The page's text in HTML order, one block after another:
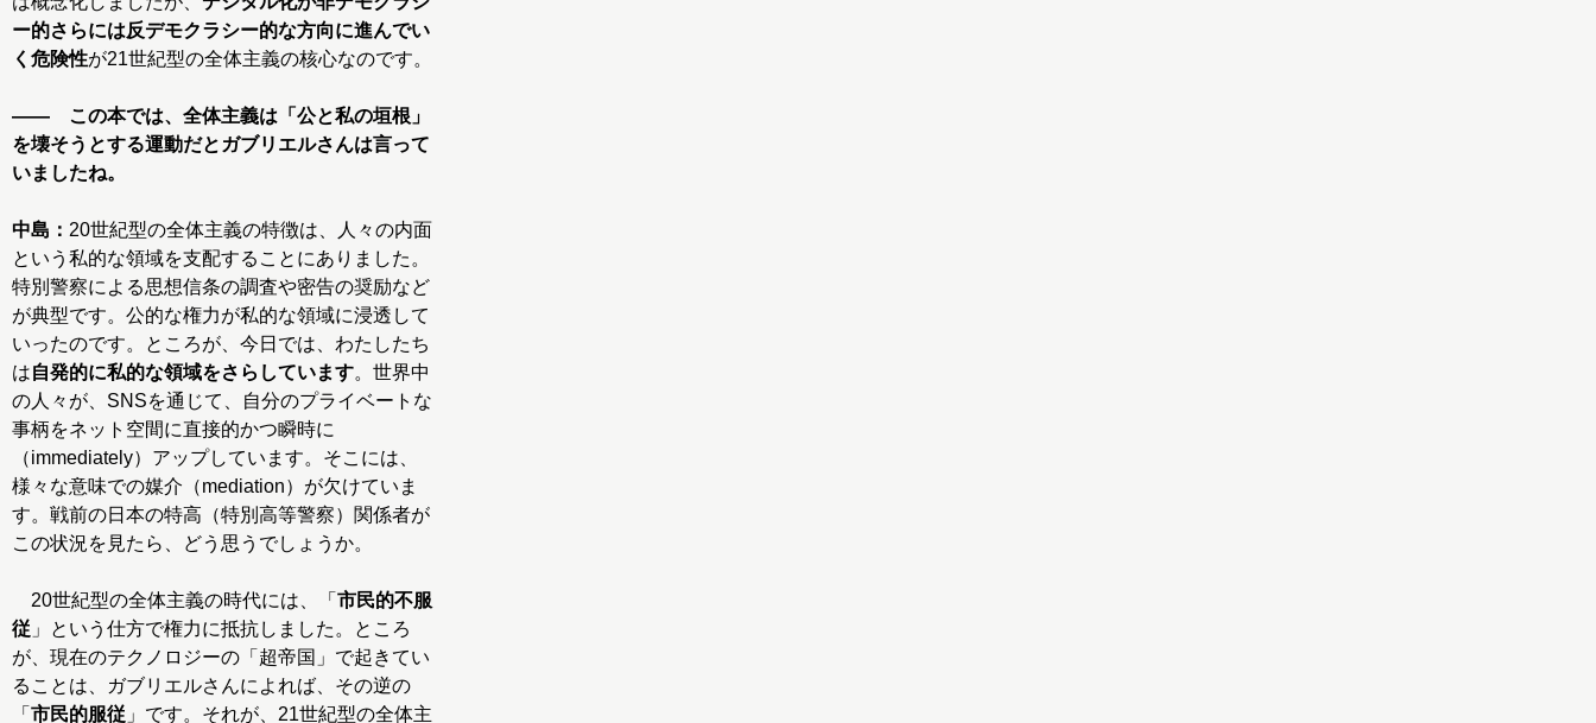
ー的さらには反デモクラシー的な方向に進んでい
く危険性が21世紀型の全体主義の核心なのです。
―― この本では、全体主義は「公と私の垣根」
を壊そうとする運動だとガブリエルさんは言って
いましたね。
中島： 20世紀型の全体主義の特徴は、人々の内面
という私的な領域を支配することにありました。
特別警察による思想信条の調査や密告の奨励など
が典型です。公的な権力が私的な領域に浸透して
いったのです。ところが、今日では、わたしたち
は自発的に私的な領域をさらしています。世界中
の人々が、SNSを通じて、自分のプライベートな
事柄をネット空間に直接的かつ瞬時に
（immediately）アップしています。そこには、
様々な意味での媒介（mediation）が欠けていま
す。戦前の日本の特高（特別高等警察）関係者が
この状況を見たら、どう思うでしょうか。
20世紀型の全体主義の時代には、「 市民的不服
従 」という仕方で権力に抵抗しました。ところ
が、現在のテクノロジーの「超帝国」で起きてい
ることは、ガブリエルさんによれば、その逆の
「 市民的服従 」です。それが、21世紀型の全体主